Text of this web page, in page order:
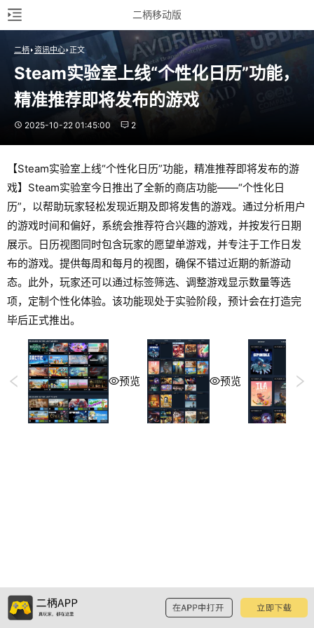
二柄移动版
二柄 资讯中心 正文
Steam实验室上线“个性化日历”功能，
精准推荐即将发布的游戏
2025-10-22 01:45:00 2
【Steam实验室上线“个性化日历”功能，精准推荐即将发布的游
戏】Steam实验室今日推出了全新的商店功能——“个性化日
历”，以帮助玩家轻松发现近期及即将发售的游戏。通过分析用户
的游戏时间和偏好，系统会推荐符合兴趣的游戏，并按发行日期
展示。日历视图同时包含玩家的愿望单游戏，并专注于工作日发
布的游戏。提供每周和每月的视图，确保不错过近期的新游动
态。此外，玩家还可以通过标签筛选、调整游戏显示数量等选
项，定制个性化体验。该功能现处于实验阶段，预计会在打造完
毕后正式推出。
预览 预览